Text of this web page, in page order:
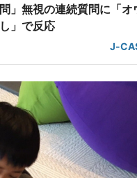
問」無視の連続質問に「オ
し」で反応
J-